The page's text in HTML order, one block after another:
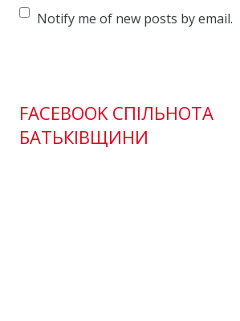
Notify me of new posts by email.
FACEBOOK СПІЛЬНОТА
БАТЬКІВЩИНИ